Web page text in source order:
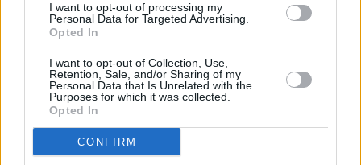
I want to opt-out of processing my
Personal Data for Targeted Advertising.
Opted In
I want to opt-out of Collection, Use,
Retention, Sale, and/or Sharing of my
Personal Data that Is Unrelated with the
Purposes for which it was collected.
Opted In
CONFIRM